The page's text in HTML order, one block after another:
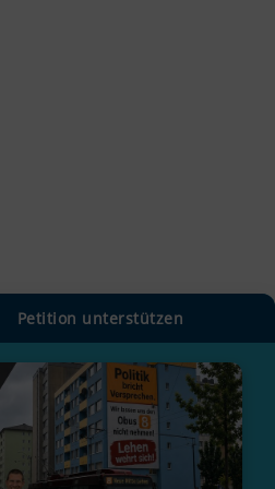
Petition unterstützen